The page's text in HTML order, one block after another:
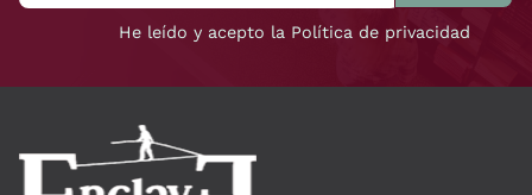
He leído y acepto la Política de privacidad